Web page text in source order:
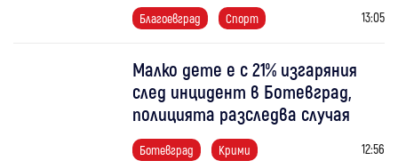
Благоевград Спорт 13:05
Малко дете е с 21% изгаряния
след инцидент в Ботевград,
полицията разследва случая
Ботевград Крими 12:56